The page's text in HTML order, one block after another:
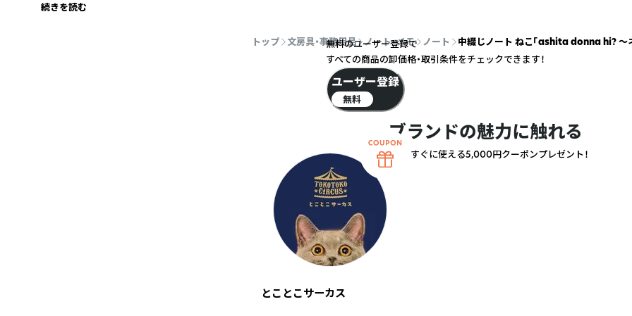
続きを読む
トップ 文房具・事務用品 ノート・メモ ノート 中綴じノート ねこ「ashita donna hi? 〜
ブランドの魅力に触れる
とことこサーカス
無料のユーザー登録で
すべての商品の卸価格・取引条件をチェックできます！
ユーザー登録
無料
すぐに使える5,000円クーポンプレゼント！